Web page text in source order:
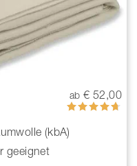
ab€ 52,00
Bewertung:
93%
(kbA)
geeignet